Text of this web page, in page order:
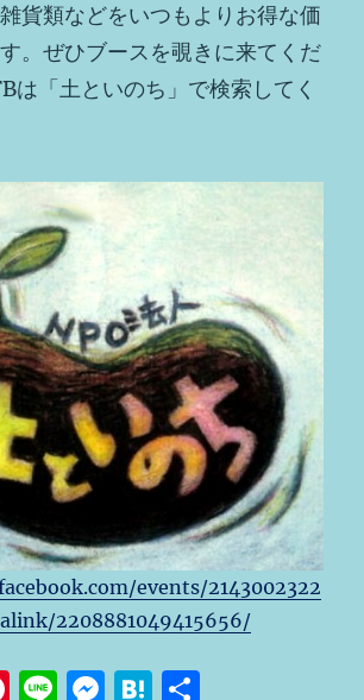
貨類などをいつもよりお得な価
。ぜひブースを覗きに来てくだ
は「土といのち」で検索してく
events/2143002322
2208881049415656/
Pi Li M H